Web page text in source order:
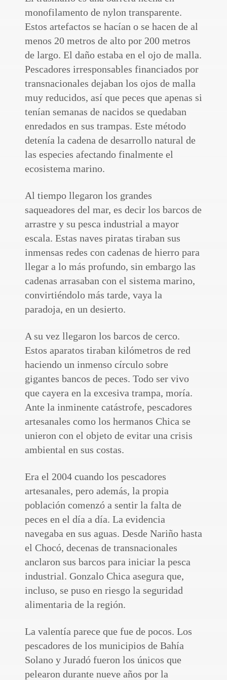
monofilamento de nylon transparente.
Estos artefactos se hacían o se hacen de al
menos 20 metros de alto por 200 metros
de largo. El daño estaba en el ojo de malla.
Pescadores irresponsables financiados por
transnacionales dejaban los ojos de malla
muy reducidos, así que peces que apenas si
tenían semanas de nacidos se quedaban
enredados en sus trampas. Este método
detenía la cadena de desarrollo natural de
las especies afectando finalmente el
ecosistema marino.
Al tiempo llegaron los grandes
saqueadores del mar, es decir los barcos de
arrastre y su pesca industrial a mayor
escala. Estas naves piratas tiraban sus
inmensas redes con cadenas de hierro para
llegar a lo más profundo, sin embargo las
cadenas arrasaban con el sistema marino,
convirtiéndolo más tarde, vaya la
paradoja, en un desierto.
A su vez llegaron los barcos de cerco.
Estos aparatos tiraban kilómetros de red
haciendo un inmenso círculo sobre
gigantes bancos de peces. Todo ser vivo
que cayera en la excesiva trampa, moría.
Ante la inminente catástrofe, pescadores
artesanales como los hermanos Chica se
unieron con el objeto de evitar una crisis
ambiental en sus costas.
Era el 2004 cuando los pescadores
artesanales, pero además, la propia
población comenzó a sentir la falta de
peces en el día a día. La evidencia
navegaba en sus aguas. Desde Nariño hasta
el Chocó, decenas de transnacionales
anclaron sus barcos para iniciar la pesca
industrial. Gonzalo Chica asegura que,
incluso, se puso en riesgo la seguridad
alimentaria de la región.
La valentía parece que fue de pocos. Los
pescadores de los municipios de Bahía
Solano y Juradó fueron los únicos que
pelearon durante nueve años por la